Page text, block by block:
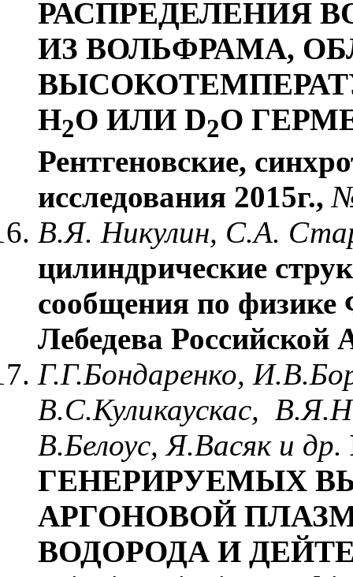
РАСПРЕДЕЛЕНИЯ
ИЗ ВОЛЬФРАМА,
Н2О ИЛИ D2O
Рентгеновские,
исследования 2015г.,
В.Я. Никулин, С.А.
цилиндрические
сообщения по физике
Лебедева Российской
Г.Г.Бондаренко,
В.С.Куликаускас,
В.Белоус, Я.Васяк и др.
ГЕНЕРИРУЕМЫХ
АРГОНОВОЙ
ВОДОРОДА И